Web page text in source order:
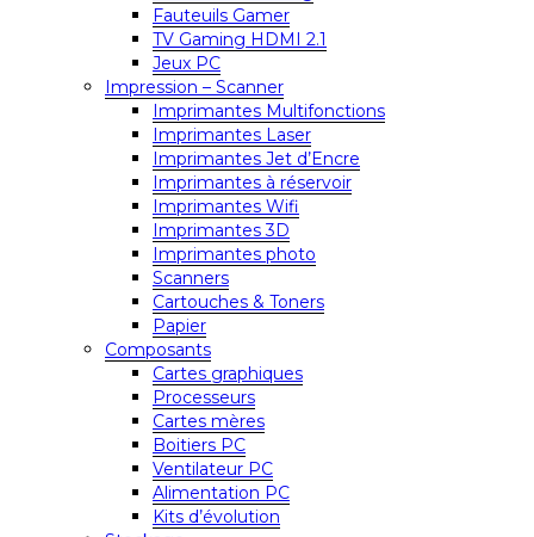
Fauteuils Gamer
TV Gaming HDMI 2.1
Jeux PC
Impression – Scanner
Imprimantes Multifonctions
Imprimantes Laser
Imprimantes Jet d’Encre
Imprimantes à réservoir
Imprimantes Wifi
Imprimantes 3D
Imprimantes photo
Scanners
Cartouches & Toners
Papier
Composants
Cartes graphiques
Processeurs
Cartes mères
Boitiers PC
Ventilateur PC
Alimentation PC
Kits d’évolution